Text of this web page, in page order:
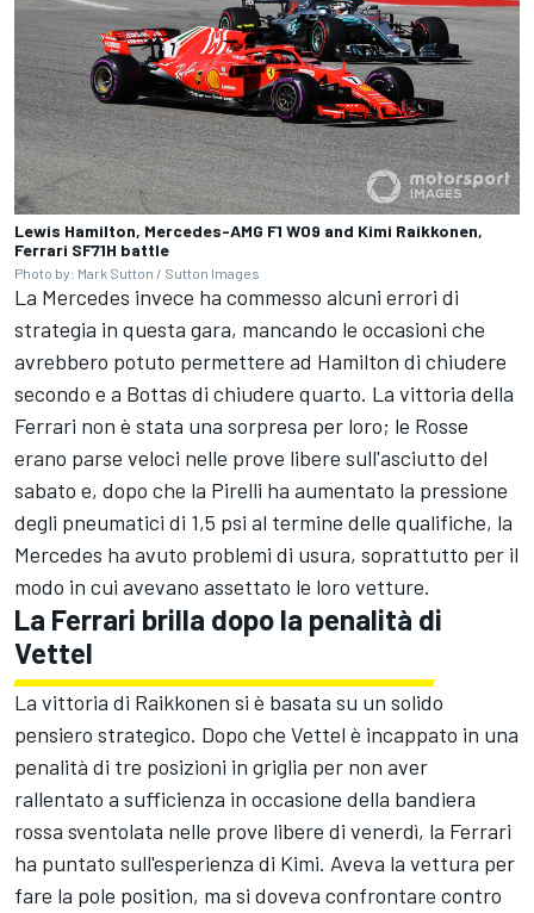
Lewis Hamilton, Mercedes-AMG F1 W09 and Kimi Raikkonen,
Ferrari SF71H battle
Photo by: Mark Sutton / Sutton Images
La Mercedes invece ha commesso alcuni errori di
strategia in questa gara, mancando le occasioni che
avrebbero potuto permettere ad Hamilton di chiudere
secondo e a Bottas di chiudere quarto. La vittoria della
Ferrari non è stata una sorpresa per loro; le Rosse
erano parse veloci nelle prove libere sull'asciutto del
sabato e, dopo che la Pirelli ha aumentato la pressione
degli pneumatici di 1,5 psi al termine delle qualifiche, la
Mercedes ha avuto problemi di usura, soprattutto per il
modo in cui avevano assettato le loro vetture.
La Ferrari brilla dopo la penalità di
Vettel
La vittoria di Raikkonen si è basata su un solido
pensiero strategico. Dopo che Vettel è incappato in una
penalità di tre posizioni in griglia per non aver
rallentato a sufficienza in occasione della bandiera
rossa sventolata nelle prove libere di venerdì, la Ferrari
ha puntato sull'esperienza di Kimi. Aveva la vettura per
fare la pole position, ma si doveva confrontare contro